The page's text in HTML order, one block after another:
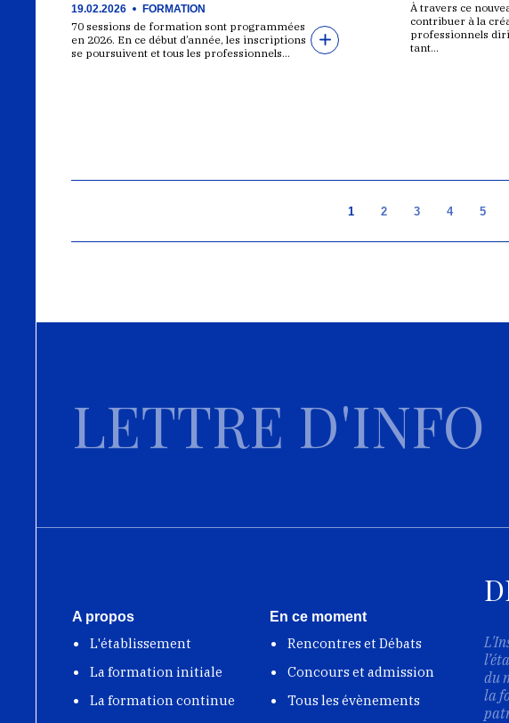
19.02.2026 FORMATION
70 sessions de formation sont programmées
en 2026. En ce début d’année, les inscriptions
se poursuivent et tous les professionnels…
À travers ce
contribuer à la
professionnels
tant…
1 2 3 4 5
LETTRE D'INFO
A propos
L'établissement
La formation initiale
La formation continue
En ce moment
Rencontres et Débats
Concours et admission
Tous les évènements
du
la